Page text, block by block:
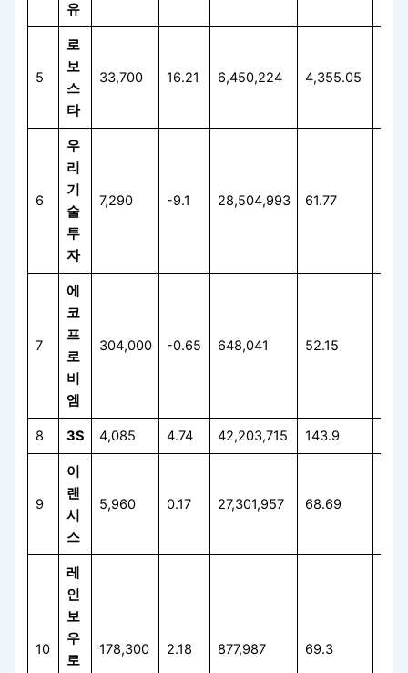
유
5
로
보
스
타
33,700 16.21 6,450,224 4,355.05
6
우
리
기
술
투
자
7,290 -9.1 28,504,993 61.77
7
에
코
프
로
비
엠
304,000 -0.65 648,041 52.15
8 3S 4,085 4.74 42,203,715 143.9
9
이
랜
시
스
5,960 0.17 27,301,957 68.69
10
레
인
보
우
로
178,300 2.18 877,987 69.3